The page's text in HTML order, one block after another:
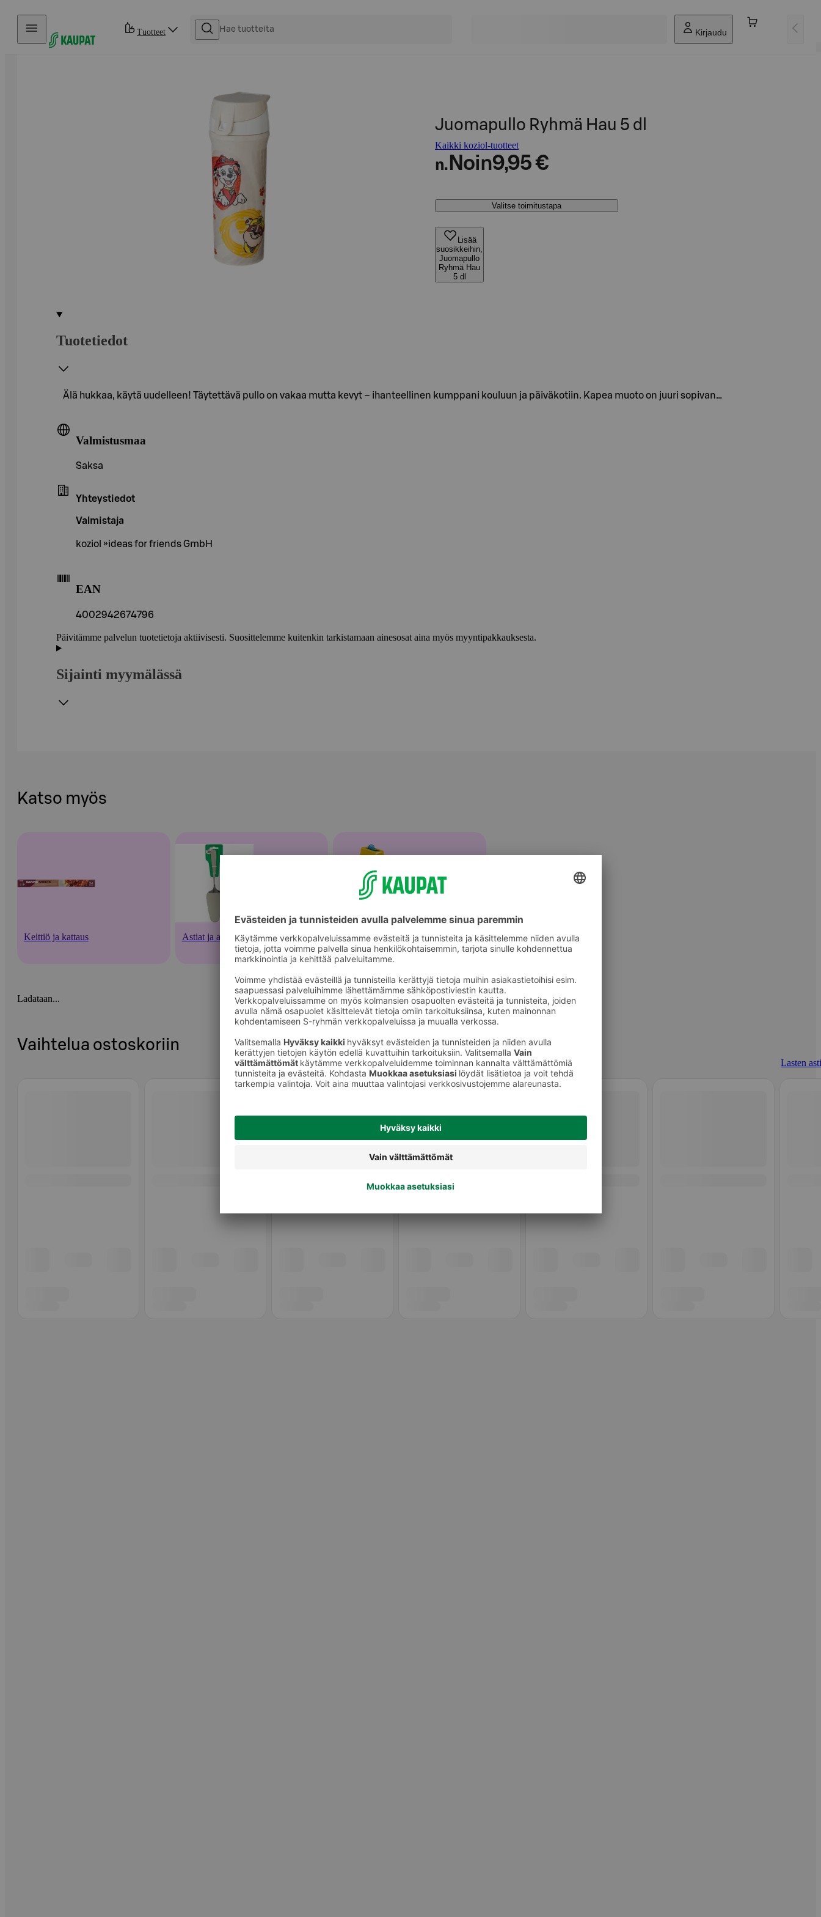
Hyppää sisältöön
Tuotteet Kirjaudu
Juomapullo Ryhmä Hau 5 dl
Kaikki koziol-tuotteet
n. Noin9,95 €
Valitse toimitustapa
Lisää
suosikkeihin,
Juomapullo
Ryhmä Hau
5 dl
Tuotetiedot
Älä hukkaa, käytä uudelleen! Täytettävä pullo on vakaa mutta kevyt – ihanteellinen kumppani kouluun ja päiväkotiin. Kapea muoto on juuri sopivan…
Valmistusmaa
Saksa
Yhteystiedot
Valmistaja
koziol »ideas for friends GmbH
EAN
4002942674796
Päivitämme palvelun tuotetietoja aktiivisesti. Suosittelemme kuitenkin tarkistamaan ainesosat aina myös myyntipakkauksesta.
Sijainti myymälässä
Katso myös
Keittiö ja kattaus Astiat ja aterimet Lasten astiat
Ladataan...
Vaihtelua ostoskoriin
Lasten